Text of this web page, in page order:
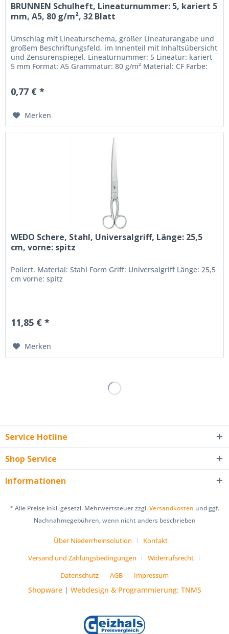
BRUNNEN Schulheft, Lineaturnummer: 5, kariert 5
mm, A5, 80 g/m², 32 Blatt
Umschlag mit Lineaturschema, großer Lineaturangabe und
großem Beschriftungsfeld, im Innenteil mit Inhaltsübersicht
und Zensurenspiegel. Lineaturnummer: 5 Lineatur: kariert
5 mm Format: A5 Grammatur: 80 g/m² Material: CF Farbe:
0,77 € *
Merken
WEDO Schere, Stahl, Universalgriff, Länge: 25,5
cm, vorne: spitz
Poliert. Material: Stahl Form Griff: Universalgriff Länge: 25,5
cm vorne: spitz
11,85 € *
Merken
Service Hotline
Shop Service
Informationen
* Alle Preise inkl. gesetzl. Mehrwertsteuer zzgl.Versandkosten und ggf.
Nachnahmegebühren, wenn nicht anders beschrieben
Über Niederrheinsolution
Kontakt
Versand und Zahlungsbedingungen
Widerrufsrecht
Datenschutz
AGB Impressum
Shopware| Webdesign & Programmierung: TNMS